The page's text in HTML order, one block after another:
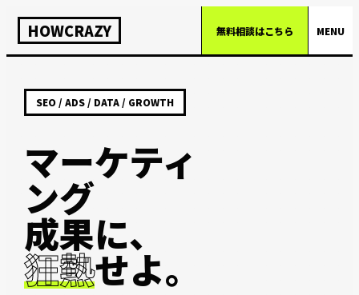
HOWCRAZY 無料相談はこちら MENU
SEO / ADS / DATA / GROWTH
マーケティ
ング
成果に、
狂熱せよ。